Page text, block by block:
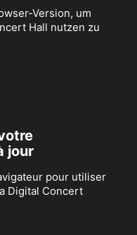
Version, um
Hall nutzen zu
jour
pour utiliser
Digital Concert